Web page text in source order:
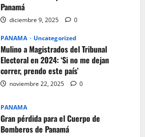
Panamá
diciembre 9, 2025 0
PANAMA Uncategorized
Mulino a Magistrados del Tribunal
Electoral en 2024: ‘Si no me dejan
correr, prendo este país’
noviembre 22, 2025 0
PANAMA
Gran pérdida para el Cuerpo de
Bomberos de Panamá